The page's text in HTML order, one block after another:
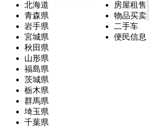
北海道
青森県
岩手県
宮城県
秋田県
山形県
福島県
茨城県
栃木県
群馬県
埼玉県
千葉県
房屋租售
物品买卖
二手车
便民信息